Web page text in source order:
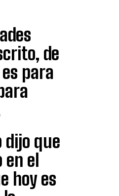
de
para
dijo que
en el
hoy es